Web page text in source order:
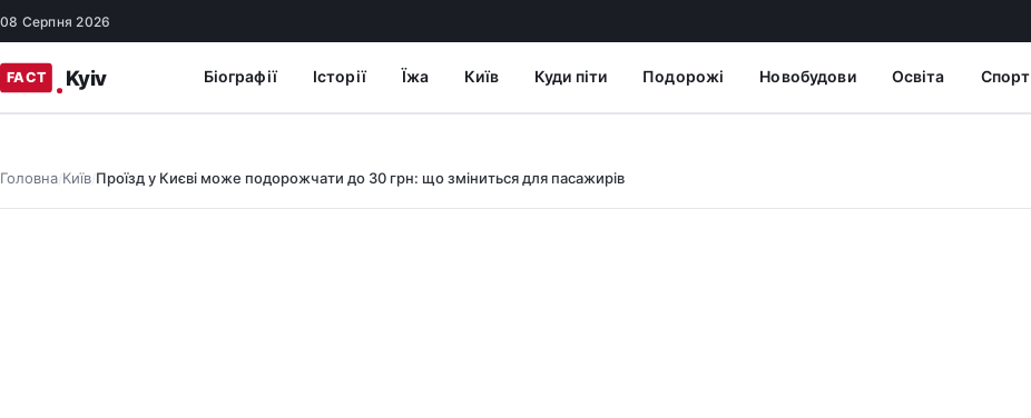
08 Серпня 2026
Біографії Історії Їжа Київ Куди піти Подорожі Новобудови Освіта Спорт
Головна/ Київ/ Проїзд у Києві може подорожчати до 30 грн: що зміниться для пасажирів